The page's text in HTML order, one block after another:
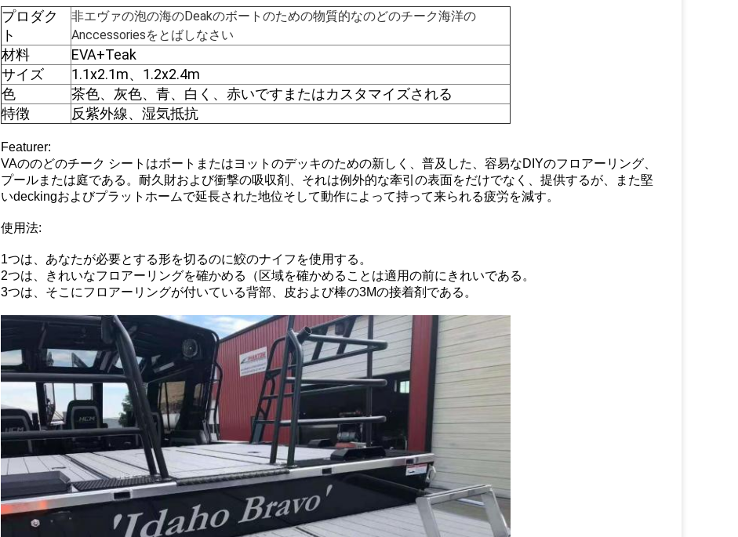
プロダク
ト
非エヴァの泡の海のDeakのボートのための物質的なのどのチーク海洋の
Anccessoriesをとばしなさい
材料
EVA+Teak
サイズ
1.1x2.1m、1.2x2.4m
色
茶色、灰色、青、白く、赤いですまたはカスタマイズされる
特徴
反紫外線、湿気抵抗
Featurer:
VAののどのチーク シートはボートまたはヨットのデッキのための新しく、普及した、容易なDIYのフロアーリング、
プールまたは庭である。耐久財および衝撃の吸収剤、それは例外的な牽引の表面をだけでなく、提供するが、また堅
いdeckingおよびプラットホームで延長された地位そして動作によって持って来られる疲労を減す。
使用法:
1つは、あなたが必要とする形を切るのに鮫のナイフを使用する。
2つは、きれいなフロアーリングを確かめる（区域を確かめることは適用の前にきれいである。
3つは、そこにフロアーリングが付いている背部、皮および棒の3Mの接着剤である。